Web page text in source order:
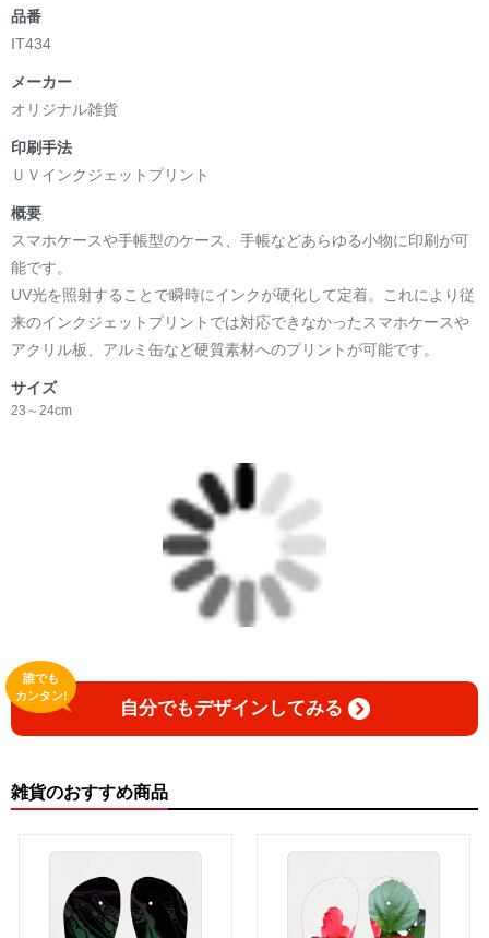
品番
IT434
メーカー
オリジナル雑貨
印刷手法
ＵＶインクジェットプリント
概要
スマホケースや手帳型のケース、手帳などあらゆる小物に印刷が可
能です。
UV光を照射することで瞬時にインクが硬化して定着。これにより従
来のインクジェットプリントでは対応できなかったスマホケースや
アクリル板、アルミ缶など硬質素材へのプリントが可能です。
サイズ
23～24cm
自分でもデザインしてみる
誰でも
カンタン!
雑貨のおすすめ商品